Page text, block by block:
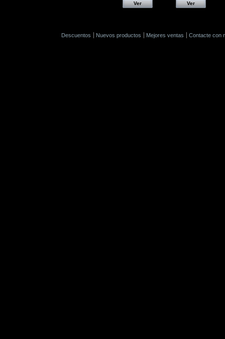
Ver Ver
Descuentos Nuevos productos Mejores ventas Contacte con